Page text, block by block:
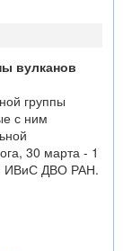
вулканов
группы
с ним
30 марта - 1
ИВиС ДВО РАН.